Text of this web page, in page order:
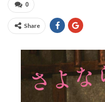
0
Share